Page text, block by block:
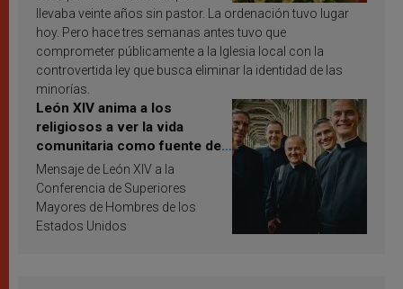
llevaba veinte años sin pastor. La ordenación tuvo lugar
hoy. Pero hace tres semanas antes tuvo que
comprometer públicamente a la Iglesia local con la
controvertida ley que busca eliminar la identidad de las
minorías.
León XIV anima a los
religiosos a ver la vida
comunitaria como fuente de
inspiración y santificación
Mensaje de León XIV a la
Conferencia de Superiores
Mayores de Hombres de los
Estados Unidos